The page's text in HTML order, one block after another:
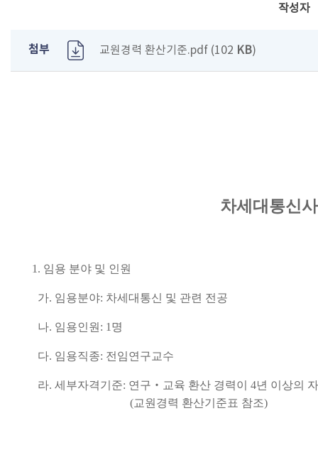
작성자
첨부 교원경력 환산기준.pdf (102 KB)
차세대통신
1. 임용 분야 및 인원
가. 임용분야: 차세대통신 및 관련 전공
나. 임용인원 : 1 명
다. 임용직종: 전임연구교수
라. 세부자격기준: 연구 ‧ 교육 환산 경력이 4년 이상의
(교원경력 환산기준표 참조)